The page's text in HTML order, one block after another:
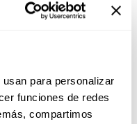
para personalizar
funciones de redes
compartimos
avala al 100%.
que estresan a tu
tu comida!